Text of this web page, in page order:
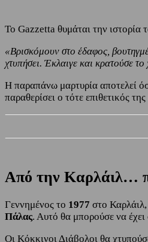
Το Gazzetta θυμάται την ιστορία
«Βρισκόμουν στο έδαφος,
χτυπήσει. Έκλαιγε και κρατούσε
Η παραπάνω μαρτυρία αποτελεί
παραθερίσει ο τότε επιθετικός της
Από την Καρλάιλ…
Γεννημένος το 1977 στο
Πάλας. Αυτό θα μπορούσε να έχει
Οι Κόκκινοι Διάβολοι θα